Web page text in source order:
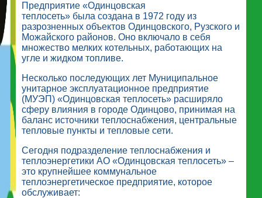
Предприятие «Одинцовская
теплосеть» была создана в 1972 году из
разрозненных объектов Одинцовского, Рузского и
Можайского районов. Оно включало в себя
множество мелких котельных, работающих на
угле и жидком топливе.
Несколько последующих лет Муниципальное
унитарное эксплуатационное предприятие
(МУЭП) «Одинцовская теплосеть» расширяло
сферу влияния в городе Одинцово, принимая на
баланс источники теплоснабжения, центральные
тепловые пункты и тепловые сети.
Сегодня подразделение теплоснабжения и
теплоэнергетики АО «Одинцовская теплосеть» –
это крупнейшее коммунальное
теплоэнергетическое предприятие, которое
обслуживает: